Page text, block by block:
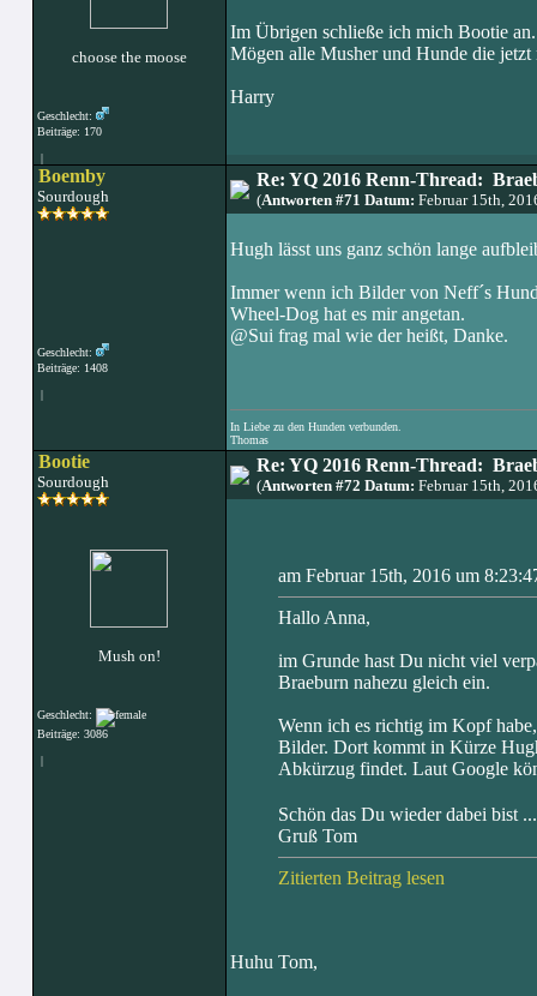
choose the moose
Geschlecht:
Beiträge: 170
|
Im Übrigen schließe ich mich Bootie an.
Mögen alle Musher und Hunde die
Harry
Boemby
Sourdough
Geschlecht:
Beiträge: 1408
|
Re: YQ 2016 Renn-Thread:
(Antworten #71 Datum: Februar 15th,
Hugh lässt uns ganz schön lange
Immer wenn ich Bilder von Neff´s
Wheel-Dog hat es mir angetan.
@Sui frag mal wie der heißt, Danke.
In Liebe zu den Hunden verbunden.
Thomas
Bootie
Sourdough
Mush on!
Geschlecht:
Beiträge: 3086
|
Re: YQ 2016 Renn-Thread:
(Antworten #72 Datum: Februar 15th,
am Februar 15th, 2016 um
Hallo Anna,
im Grunde hast Du nicht viel
Braeburn nahezu gleich ein.
Wenn ich es richtig im Kopf
Bilder. Dort kommt in Kürze
Abkürzug findet. Laut Google
Schön das Du wieder dabei bist
Gruß Tom
Zitierten Beitrag lesen
Huhu Tom,